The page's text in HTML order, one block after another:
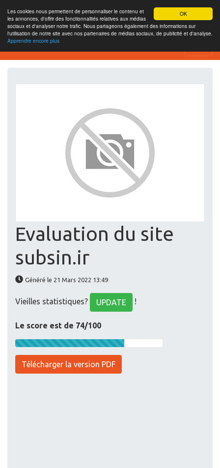
OK
Les cookies nous permettent de personnaliser le contenu et
les annonces, d'offrir des fonctionnalités relatives aux médias
sociaux et d'analyser notre trafic. Nous partageons également des informations sur
l'utilisation de notre site avec nos partenaires de médias sociaux, de publicité et d'analyse.
Apprendre encore plus
SEO Analytics
Evaluation du site
subsin.ir
Généré le 21 Mars 2022 13:49
Vieilles statistiques? UPDATE !
Le score est de 74/100
Télécharger la version PDF